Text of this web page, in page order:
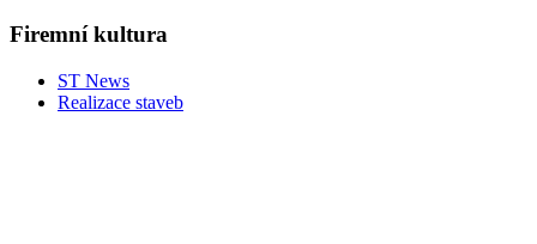
Firemní kultura
ST News
Realizace staveb